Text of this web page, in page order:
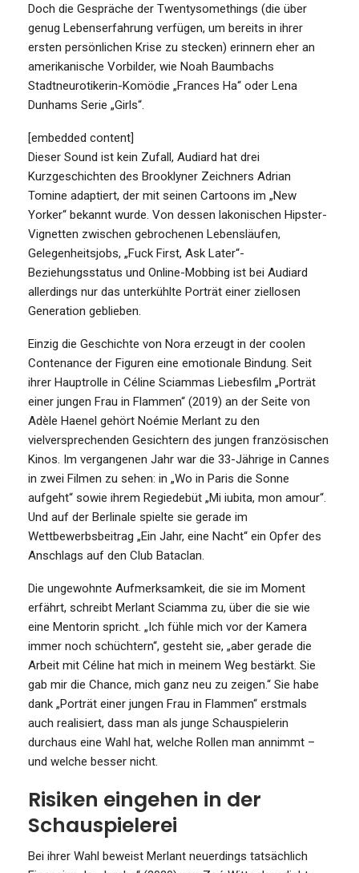
Doch die Gespräche der Twentysomethings (die über
genug Lebenserfahrung verfügen, um bereits in ihrer
ersten persönlichen Krise zu stecken) erinnern eher an
amerikanische Vorbilder, wie Noah Baumbachs
Stadtneurotikerin-Komödie „Frances Ha“ oder Lena
Dunhams Serie „Girls“.
[embedded content]
Dieser Sound ist kein Zufall, Audiard hat drei
Kurzgeschichten des Brooklyner Zeichners Adrian
Tomine adaptiert, der mit seinen Cartoons im „New
Yorker“ bekannt wurde. Von dessen lakonischen Hipster-
Vignetten zwischen gebrochenen Lebensläufen,
Gelegenheitsjobs, „Fuck First, Ask Later“-
Beziehungsstatus und Online-Mobbing ist bei Audiard
allerdings nur das unterkühlte Porträt einer ziellosen
Generation geblieben.
Einzig die Geschichte von Nora erzeugt in der coolen
Contenance der Figuren eine emotionale Bindung. Seit
ihrer Hauptrolle in Céline Sciammas Liebesfilm „Porträt
einer jungen Frau in Flammen“ (2019) an der Seite von
Adèle Haenel gehört Noémie Merlant zu den
vielversprechenden Gesichtern des jungen französischen
Kinos. Im vergangenen Jahr war die 33-Jährige in Cannes
in zwei Filmen zu sehen: in „Wo in Paris die Sonne
aufgeht“ sowie ihrem Regiedebüt „Mi iubita, mon amour“.
Und auf der Berlinale spielte sie gerade im
Wettbewerbsbeitrag „Ein Jahr, eine Nacht“ ein Opfer des
Anschlags auf den Club Bataclan.
Die ungewohnte Aufmerksamkeit, die sie im Moment
erfährt, schreibt Merlant Sciamma zu, über die sie wie
eine Mentorin spricht. „Ich fühle mich vor der Kamera
immer noch schüchtern“, gesteht sie, „aber gerade die
Arbeit mit Céline hat mich in meinem Weg bestärkt. Sie
gab mir die Chance, mich ganz neu zu zeigen.“ Sie habe
dank „Porträt einer jungen Frau in Flammen“ erstmals
auch realisiert, dass man als junge Schauspielerin
durchaus eine Wahl hat, welche Rollen man annimmt –
und welche besser nicht.
Risiken eingehen in der
Schauspielerei
Bei ihrer Wahl beweist Merlant neuerdings tatsächlich